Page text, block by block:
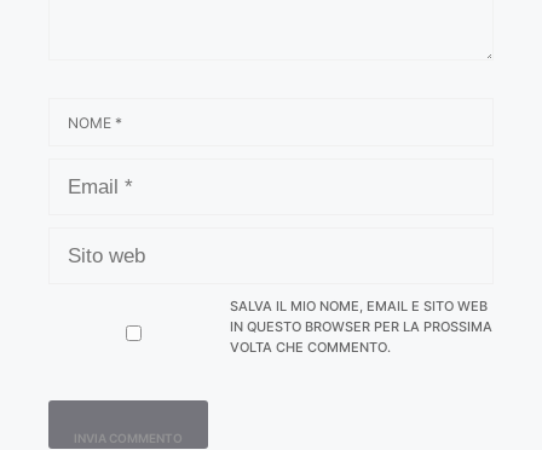
WEB
SALVA IL MIO NOME, EMAIL E SITO WEB
IN QUESTO BROWSER PER LA PROSSIMA
VOLTA CHE COMMENTO.